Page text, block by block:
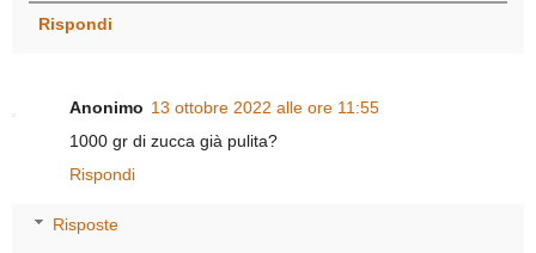
Rispondi
Anonimo 13 ottobre 2022 alle ore 11:55
1000 gr di zucca già pulita?
Rispondi
Risposte